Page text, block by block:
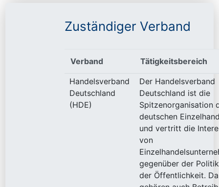
Zuständiger Verband
Verband Tätigkeitsbereich
Handelsverband
Deutschland
(HDE)
Der Handelsverband
Deutschland ist die
Spitzenorganisation
deutschen
und vertritt die
von
gegenüber der
der Öffentlichkeit.